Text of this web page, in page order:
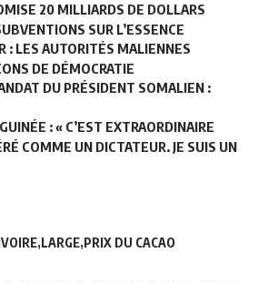
20 MILLIARDS DE DOLLARS
SUR L’ESSENCE
: LES AUTORITÉS MALIENNES
DE DÉMOCRATIE
DU PRÉSIDENT SOMALIEN :
: « C’EST EXTRAORDINAIRE
COMME UN DICTATEUR. JE SUIS UN
LARGE PRIX DU CACAO